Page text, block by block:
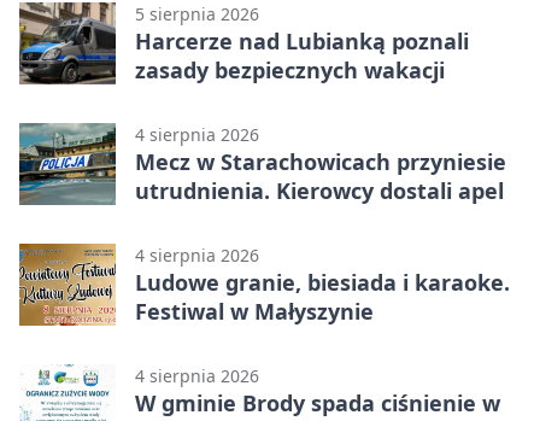
5 sierpnia 2026
Harcerze nad Lubianką poznali
zasady bezpiecznych wakacji
4 sierpnia 2026
Mecz w Starachowicach przyniesie
utrudnienia. Kierowcy dostali apel
4 sierpnia 2026
Ludowe granie, biesiada i karaoke.
Festiwal w Małyszynie
4 sierpnia 2026
W gminie Brody spada ciśnienie w